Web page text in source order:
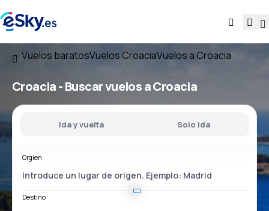
Vuelos baratosVuelos CroaciaVuelos a Croacia
Croacia - Buscar vuelos a Croacia
Ida y vuelta Solo ida
Orgien
Destino